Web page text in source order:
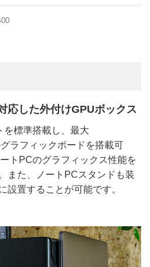
応した外付けGPUボックス
標準搭載し、最大
ラフィックボードを搭載可
トPCのグラフィックス性能を
また、ノートPCスタンドも装
設置することが可能です。